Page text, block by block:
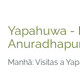
Yapahuwa -
Manhã: Visitas a